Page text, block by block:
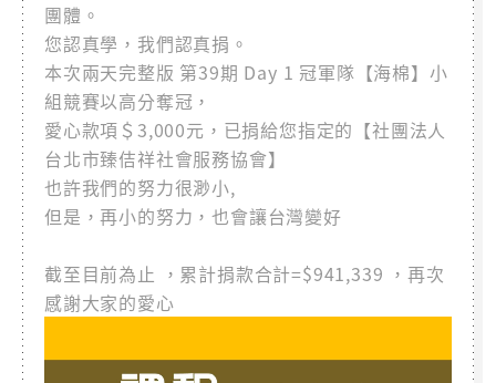
團體。
您認真學，我們認真捐。
本次兩天完整版 第39期 Day 1 冠軍隊【海棉】小
組競賽以高分奪冠，
愛心款項＄3,000元，已捐給您指定的【社團法人
台北市臻佶祥社會服務協會】
也許我們的努力很渺小,
但是，再小的努力，也會讓台灣變好
截至目前為止 ，累計捐款合計=$941,339 ，再次
感謝大家的愛心